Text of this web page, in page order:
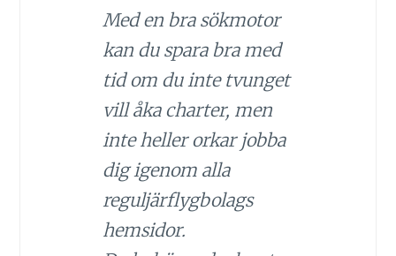
Med en bra sökmotor
kan du spara bra med
tid om du inte tvunget
vill åka charter, men
inte heller orkar jobba
dig igenom alla
reguljärflygbolags
hemsidor.